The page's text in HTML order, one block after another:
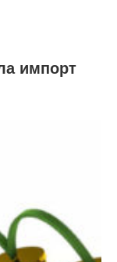
импорт